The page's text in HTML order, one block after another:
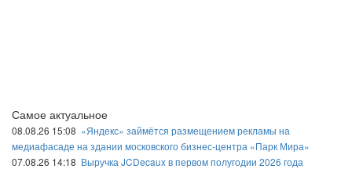
Самое актуальное
08.08.26 15:08 «Яндекс» займётся размещением рекламы на
медиафасаде на здании московского бизнес-центра «Парк Мира»
07.08.26 14:18 Выручка JCDecaux в первом полугодии 2026 года